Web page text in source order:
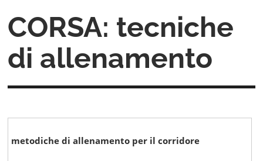
CORSA: tecniche
di allenamento
metodiche di allenamento per il corridore